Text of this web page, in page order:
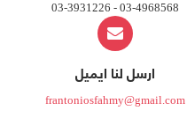
03-4968568 - 03-3931226
ارسل لنا ايميل
frantoniosfahmy@gmail.com